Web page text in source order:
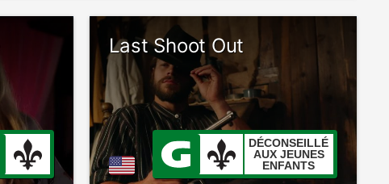
Last Shoot Out
DÉCONSEILLÉ
AUX JEUNES
ENFANTS